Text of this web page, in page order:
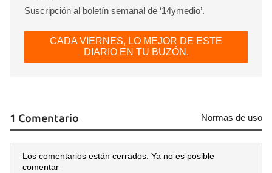
Suscripción al boletín semanal de ‘14ymedio’.
CADA VIERNES, LO MEJOR DE ESTE
DIARIO EN TU BUZÓN.
1 Comentario Normas de uso
Los comentarios están cerrados. Ya no es posible
comentar